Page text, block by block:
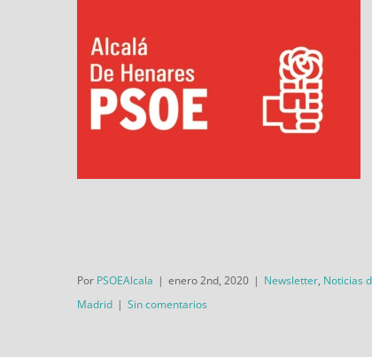
callado en relación al
Por PSOEAlcala | enero 2nd, 2020 | Newsletter, Noticias
Madrid | Sin comentarios